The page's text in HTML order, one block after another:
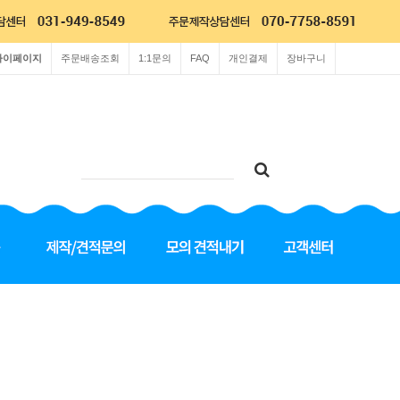
장바구니
개인결제
FAQ
1:1문의
주문배송조회
이페이지